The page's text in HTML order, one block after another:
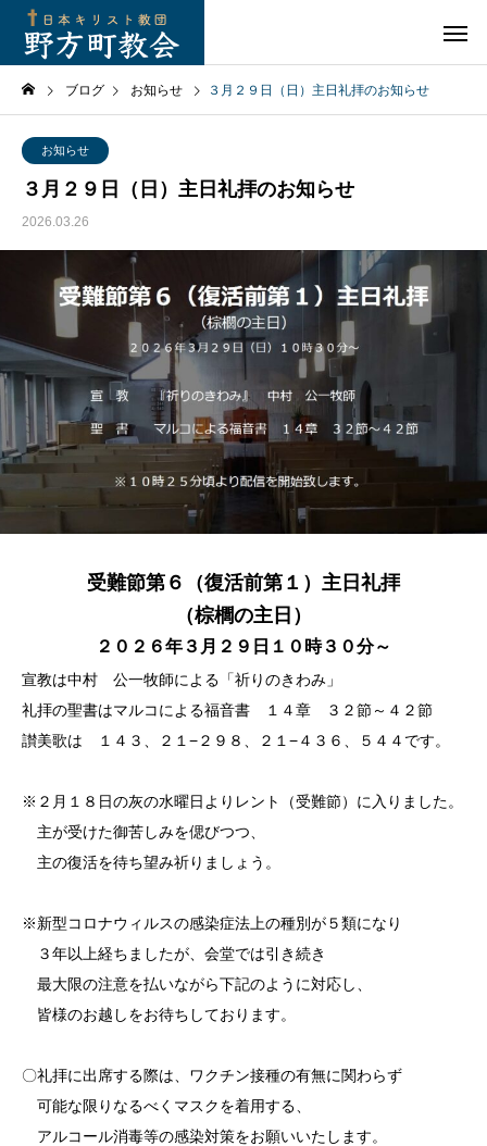
ブログ お知らせ ３月２９日（日）主日礼拝のお知らせ
お知らせ
３月２９日（日）主日礼拝のお知らせ
2026.03.26
受難節第６（復活前第１）主日礼拝
（棕櫚の主日）
２０２６年３月２９日１０時３０分～
宣教は中村 公一牧師による「祈りのきわみ」
礼拝の聖書はマルコによる福音書 １４章 ３２節～４２節
讃美歌は １４３、２１−２９８、２１−４３６、５４４です。
※２月１８日の灰の水曜日よりレント（受難節）に入りました。
主が受けた御苦しみを偲びつつ、
主の復活を待ち望み祈りましょう。
※新型コロナウィルスの感染症法上の種別が５類になり
３年以上経ちましたが、会堂では引き続き
最大限の注意を払いながら下記のように対応し、
皆様のお越しをお待ちしております。
〇礼拝に出席する際は、ワクチン接種の有無に関わらず
可能な限りなるべくマスクを着用する、
アルコール消毒等の感染対策をお願いいたします。